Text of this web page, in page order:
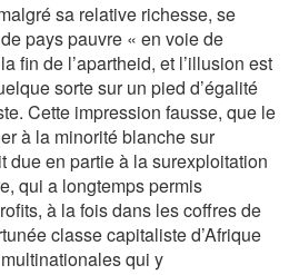
sa relative richesse, se
pays pauvre « en voie de
fin de l’apartheid, et l’illusion est
sorte sur un pied d’égalité
Cette impression fausse, que le
à la minorité blanche sur
due en partie à la surexploitation
qui a longtemps permis
à la fois dans les coffres de
classe capitaliste d’Afrique
qui y